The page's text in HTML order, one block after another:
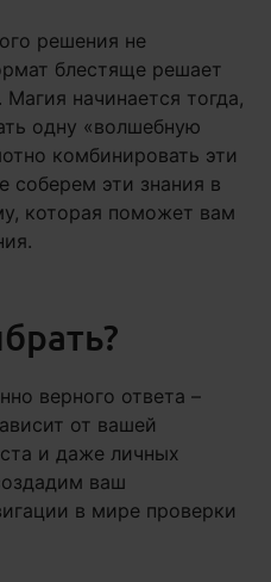
решения не
блестяще решает
начинается тогда,
одну «волшебную
комбинировать эти
соберем эти знания в
которая поможет вам
верного ответа –
от вашей
и даже личных
ваш
в мире проверки